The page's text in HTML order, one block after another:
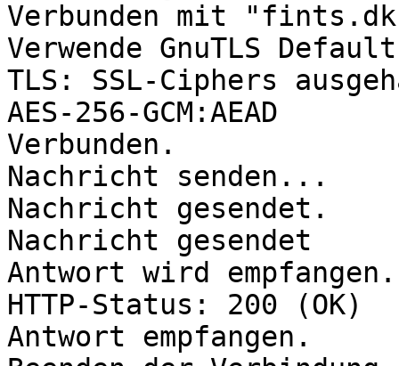
Verbunden mit
Verwende GnuTLS
TLS: SSL-Ciphers
AES-256-GCM:AEAD
Verbunden.
Nachricht senden...
Nachricht gesendet.
Nachricht gesendet
Antwort wird
HTTP-Status: 200 (OK)
Antwort empfangen.